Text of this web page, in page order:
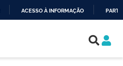
ACESSO À INFORMAÇÃO